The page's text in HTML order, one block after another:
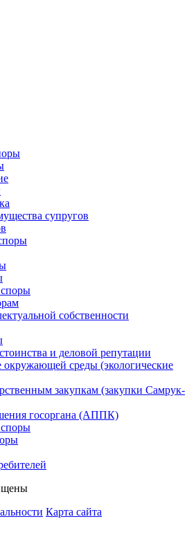
супругов
собственности
и деловой репутации
среды (экологические
закупкам (закупки Самрук-
госоргана (АППК)
Карта сайта